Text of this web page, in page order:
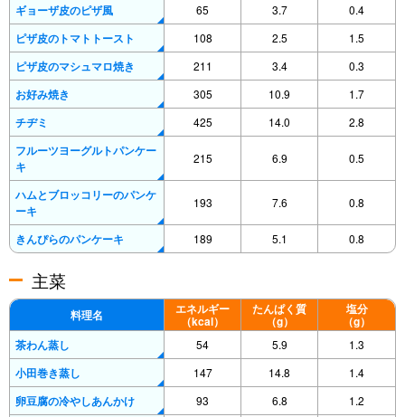
ギョーザ皮のピザ風 65 3.7 0.4
ピザ皮のトマトトースト 108 2.5 1.5
ピザ皮のマシュマロ焼き 211 3.4 0.3
お好み焼き 305 10.9 1.7
チヂミ 425 14.0 2.8
フルーツヨーグルトパンケー
キ
215 6.9 0.5
ハムとブロッコリーのパンケ
ーキ
193 7.6 0.8
きんぴらのパンケーキ 189 5.1 0.8
主菜
料理名 エネルギー
（kcal）
たんぱく質
（g）
塩分
（g）
茶わん蒸し
54 5.9 1.3
小田巻き蒸し 147 14.8 1.4
卵豆腐の冷やしあんかけ 93 6.8 1.2